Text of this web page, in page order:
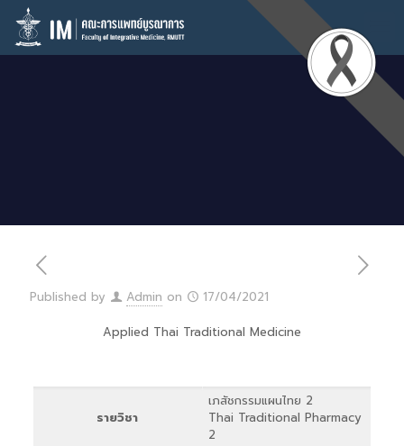
Published by Admin on 17/04/2021
Applied Thai Traditional Medicine
รายวิชา
เภสัชกรรมแผนไทย 2
Thai Traditional Pharmacy
2